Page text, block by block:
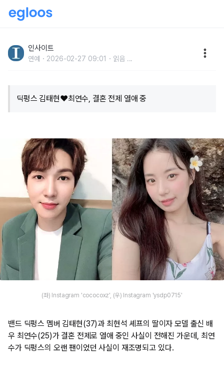
중인 최연수, ‘찐성덕’이었다
인사이트
연예 2026-02-27 09:01 읽음 ...
딕펑스 김태현♥최연수, 결혼 전제 열애 중
(좌) Instagram 'cococoxz', (우) Instagram 'ysdp0715'
밴드 딕펑스 멤버 김태현(37)과 최현석 셰프의 딸이자 모델 출신 배
우 최연수(25)가 결혼 전제로 열애 중인 사실이 전해진 가운데, 최연
수가 딕펑스의 오랜 팬이었던 사실이 재조명되고 있다.